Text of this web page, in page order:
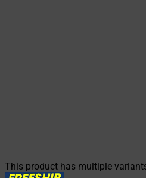
This product has multiple